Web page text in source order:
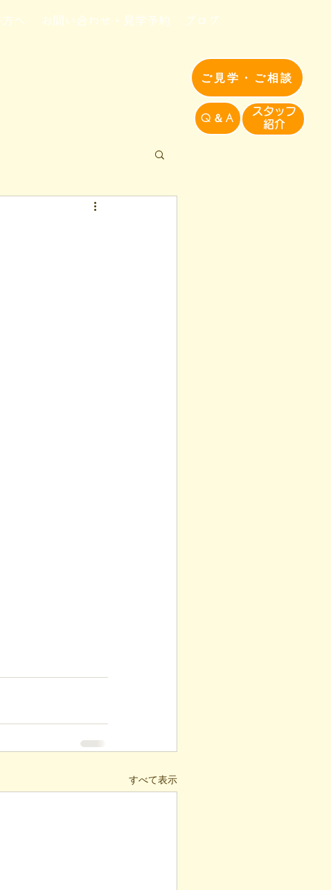
ご見学・ご相談
Q＆A
​スタッフ
紹介​
へ お問い合わせ・見学予約 ブログ
すべて表示